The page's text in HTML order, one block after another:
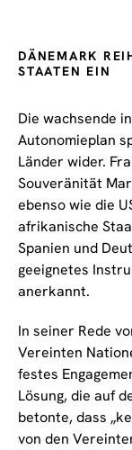
DÄNEMARK
STAATEN EIN
Die wachsende
Autonomieplan
Länder wider.
Souveränität
ebenso wie die
afrikanische
Spanien und
geeignetes
anerkannt.
In seiner Rede
Vereinten
festes
Lösung, die auf
betonte, dass
von den